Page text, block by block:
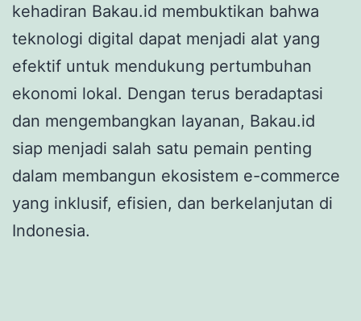
kehadiran Bakau.id membuktikan bahwa
teknologi digital dapat menjadi alat yang
efektif untuk mendukung pertumbuhan
ekonomi lokal. Dengan terus beradaptasi
dan mengembangkan layanan, Bakau.id
siap menjadi salah satu pemain penting
dalam membangun ekosistem e-commerce
yang inklusif, efisien, dan berkelanjutan di
Indonesia.